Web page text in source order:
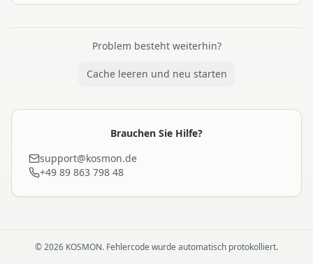
Problem besteht weiterhin?
Cache leeren und neu starten
Brauchen Sie Hilfe?
support@kosmon.de
+49 89 863 798 48
©2026 KOSMON. Fehlercode wurde automatisch protokolliert.